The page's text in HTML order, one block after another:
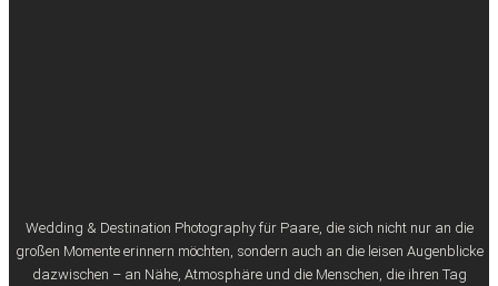
Wedding & Destination Photography für Paare, die sich nicht nur an die
großen Momente erinnern möchten, sondern auch an die leisen Augenblicke
dazwischen – an Nähe, Atmosphäre und die Menschen, die ihren Tag